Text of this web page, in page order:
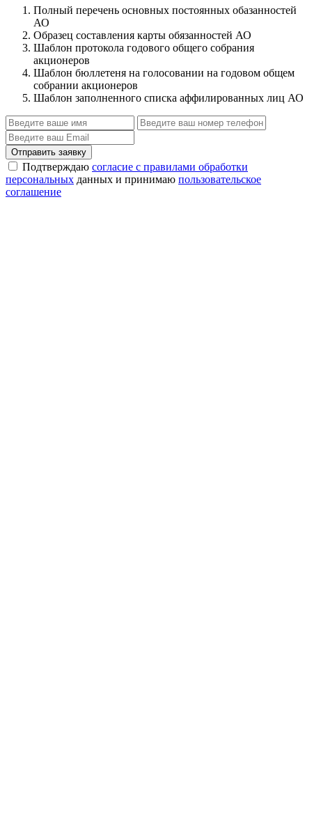
Полный перечень основных постоянных обазанностей
АО
Образец составления карты обязанностей АО
Шаблон протокола годового общего собрания
акционеров
Шаблон бюллетеня на голосовании на годовом общем
собрании акционеров
Шаблон заполненного списка аффилированных лиц АО
Отправить заявку
Подтверждаю согласие с правилами обработки
персональных данных и принимаю пользовательское
соглашение